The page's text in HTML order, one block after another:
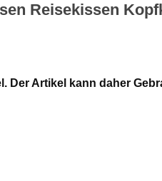
Reisekissen
Der Artikel kann daher